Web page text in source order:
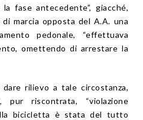
fase antecedente”, giacché,
marcia opposta del A.A. una
pedonale, “effettuava
omettendo di arrestare la
rilievo a tale circostanza,
riscontrata, “violazione
bicicletta è stata del tutto